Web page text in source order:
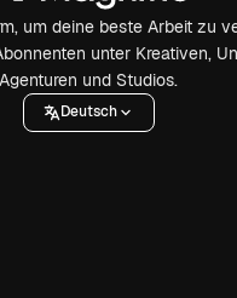
um deine beste Arbeit zu
unter Kreativen,
Agenturen und Studios.
Deutsch